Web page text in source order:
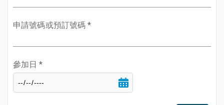
公司介紹
申請號碼或預訂號碼 *
參加日 *